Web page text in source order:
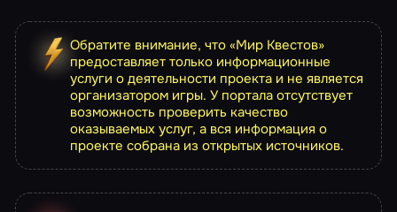
Обратите внимание, что «Мир Квестов»
предоставляет только информационные
услуги о деятельности проекта и не является
организатором игры. У портала отсутствует
возможность проверить качество
оказываемых услуг, а вся информация о
проекте собрана из открытых источников.